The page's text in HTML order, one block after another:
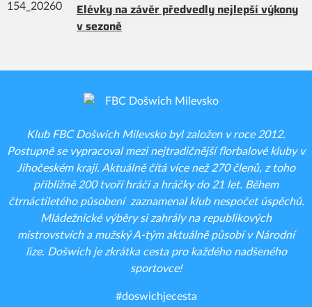
Elévky na závěr předvedly nejlepší výkony
v sezoně
Klub FBC Došwich Milevsko byl založen v roce 2012.
Postupně se vypracoval mezi nejtradičnější florbalové kluby v
Jihočeském kraji. Aktuálně čítá více než 270 členů, z toho
přibližně 200 tvoří hráči a hráčky do 21 let. Během
čtrnáctiletého působení zaznamenal klub nespočet úspěchů.
Mládežnické výběry si zahrály na republikových
mistrovstvích a mužský A-tým aktuálně působí v Národní
lize. Došwich je zkrátka cesta pro každého nadšeného
sportovce!
#doswichjecesta